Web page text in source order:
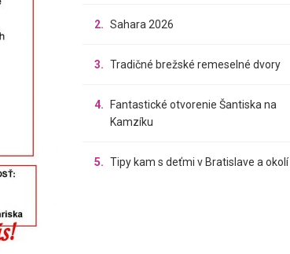
2. Sahara 2026
3. Tradičné brežské remeselné dvory
4.
Fantastické otvorenie Šantiska na
Kamzíku
5. Tipy kam s deťmi v Bratislave a okolí